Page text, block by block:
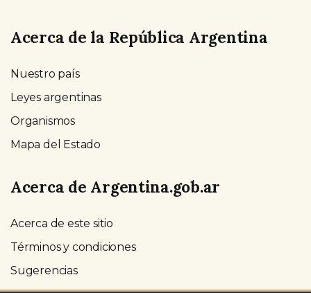
Acerca de la República Argentina
Nuestro país
Leyes argentinas
Organismos
Mapa del Estado
Acerca de Argentina.gob.ar
Acerca de este sitio
Términos y condiciones
Sugerencias